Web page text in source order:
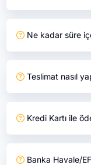
Ne kadar süre
Teslimat nasıl
Kredi Kartı ile
Banka Havale/